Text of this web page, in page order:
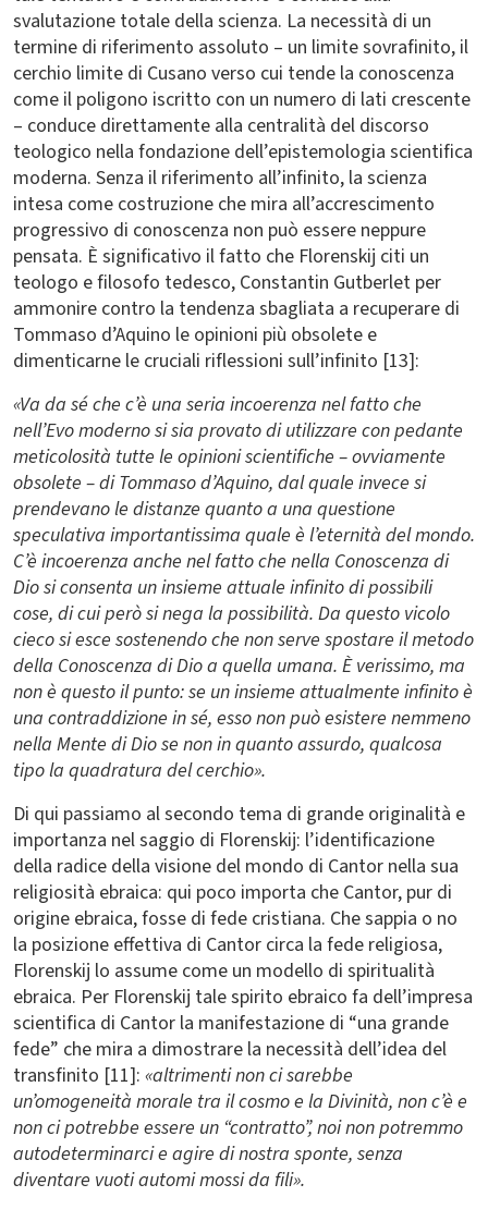
svalutazione totale della scienza. La necessità di un
termine di riferimento assoluto – un limite sovrafinito, il
cerchio limite di Cusano verso cui tende la conoscenza
come il poligono iscritto con un numero di lati crescente
– conduce direttamente alla centralità del discorso
teologico nella fondazione dell’epistemologia scientifica
moderna. Senza il riferimento all’infinito, la scienza
intesa come costruzione che mira all’accrescimento
progressivo di conoscenza non può essere neppure
pensata. È significativo il fatto che Florenskij citi un
teologo e filosofo tedesco, Constantin Gutberlet per
ammonire contro la tendenza sbagliata a recuperare di
Tommaso d’Aquino le opinioni più obsolete e
dimenticarne le cruciali riflessioni sull’infinito [13]:
«Va da sé che c’è una seria incoerenza nel fatto che
nell’Evo moderno si sia provato di utilizzare con pedante
meticolosità tutte le opinioni scientifiche – ovviamente
obsolete – di Tommaso d’Aquino, dal quale invece si
prendevano le distanze quanto a una questione
speculativa importantissima quale è l’eternità del mondo.
C’è incoerenza anche nel fatto che nella Conoscenza di
Dio si consenta un insieme attuale infinito di possibili
cose, di cui però si nega la possibilità. Da questo vicolo
cieco si esce sostenendo che non serve spostare il metodo
della Conoscenza di Dio a quella umana. È verissimo, ma
non è questo il punto: se un insieme attualmente infinito è
una contraddizione in sé, esso non può esistere nemmeno
nella Mente di Dio se non in quanto assurdo, qualcosa
tipo la quadratura del cerchio».
Di qui passiamo al secondo tema di grande originalità e
importanza nel saggio di Florenskij: l’identificazione
della radice della visione del mondo di Cantor nella sua
religiosità ebraica: qui poco importa che Cantor, pur di
origine ebraica, fosse di fede cristiana. Che sappia o no
la posizione effettiva di Cantor circa la fede religiosa,
Florenskij lo assume come un modello di spiritualità
ebraica. Per Florenskij tale spirito ebraico fa dell’impresa
scientifica di Cantor la manifestazione di “una grande
fede” che mira a dimostrare la necessità dell’idea del
transfinito [11]: «altrimenti non ci sarebbe
un’omogeneità morale tra il cosmo e la Divinità, non c’è e
non ci potrebbe essere un “contratto”, noi non potremmo
autodeterminarci e agire di nostra sponte, senza
diventare vuoti automi mossi da fili».